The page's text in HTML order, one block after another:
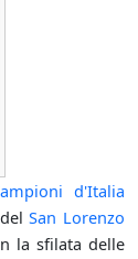
d'Italia
delSan Lorenzo
la sfilata delle